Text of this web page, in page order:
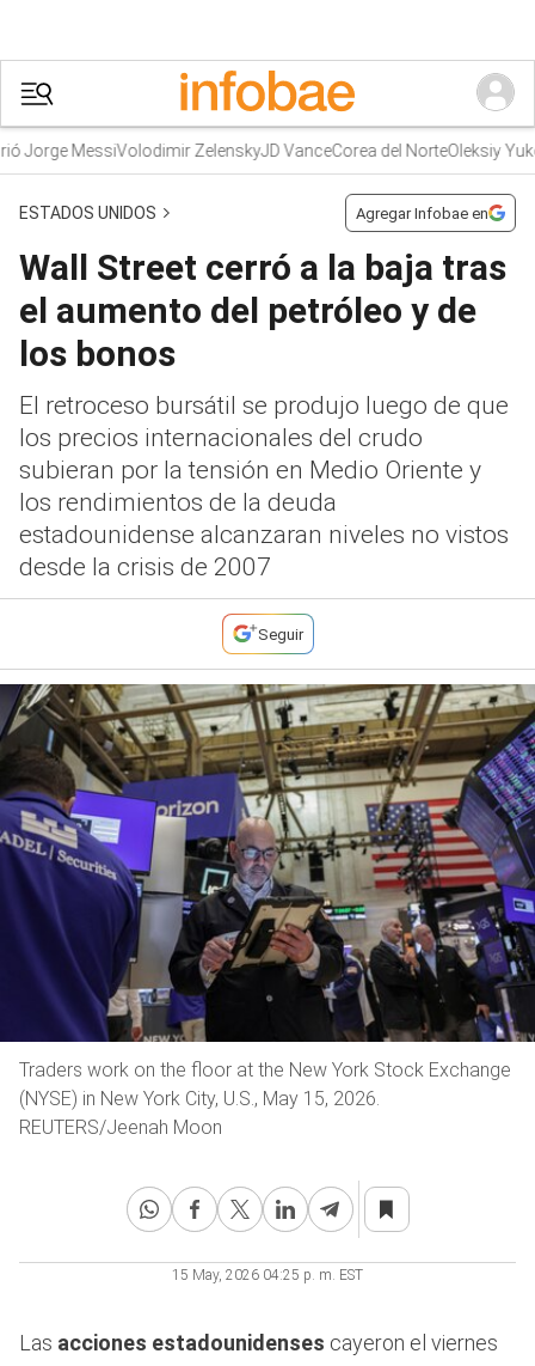
Jorge MessiVolodimir ZelenskyJD VanceCorea del NorteOleksiy Yukov
ESTADOS UNIDOS Agregar Infobae en
Wall Street cerró a la baja tras
el aumento del petróleo y de
los bonos
El retroceso bursátil se produjo luego de que
los precios internacionales del crudo
subieran por la tensión en Medio Oriente y
los rendimientos de la deuda
estadounidense alcanzaran niveles no vistos
desde la crisis de 2007
Seguir
Traders work on the floor at the New York Stock Exchange
(NYSE) in New York City, U.S., May 15, 2026.
REUTERS/Jeenah Moon
15 May, 2026 04:25 p. m. EST
Las acciones estadounidenses cayeron el viernes